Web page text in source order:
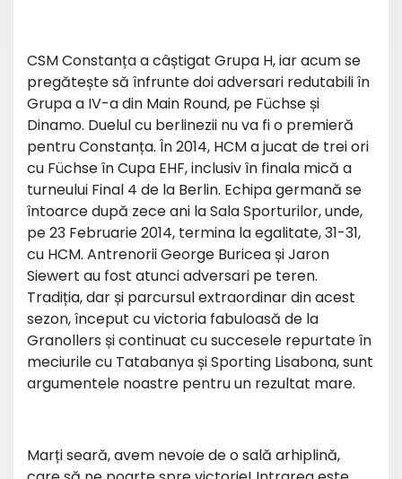
CSM Constanța a câștigat Grupa H, iar acum se
pregătește să înfrunte doi adversari redutabili în
Grupa a IV-a din Main Round, pe Füchse și
Dinamo. Duelul cu berlinezii nu va fi o premieră
pentru Constanța. În 2014, HCM a jucat de trei ori
cu Füchse în Cupa EHF, inclusiv în finala mică a
turneului Final 4 de la Berlin. Echipa germană se
întoarce după zece ani la Sala Sporturilor, unde,
pe 23 Februarie 2014, termina la egalitate, 31-31,
cu HCM. Antrenorii George Buricea și Jaron
Siewert au fost atunci adversari pe teren.
Tradiția, dar și parcursul extraordinar din acest
sezon, început cu victoria fabuloasă de la
Granollers și continuat cu succesele repurtate în
meciurile cu Tatabanya și Sporting Lisabona, sunt
argumentele noastre pentru un rezultat mare.
Marți seară, avem nevoie de o sală arhiplină,